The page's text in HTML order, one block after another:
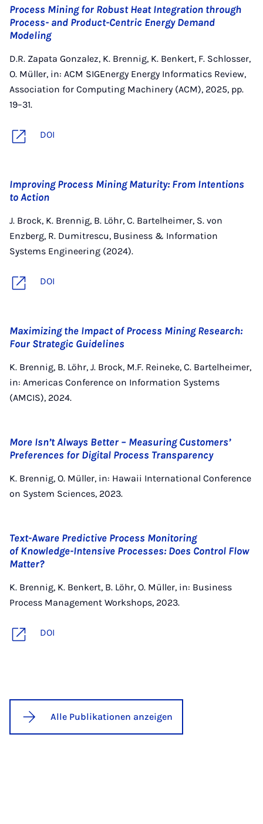
Process Mining for Robust Heat Integration through
Process- and Product-Centric Energy Demand
Modeling
D.R. Zapata Gonzalez, K. Brennig, K. Benkert, F. Schlosser,
O. Müller, in: ACM SIGEnergy Energy Informatics Review,
Association for Computing Machinery (ACM), 2025, pp.
19–31.
DOI
Improving Process Mining Maturity: From Intentions
to Action
J. Brock, K. Brennig, B. Löhr, C. Bartelheimer, S. von
Enzberg, R. Dumitrescu, Business & Information
Systems Engineering (2024).
DOI
Maximizing the Impact of Process Mining Research:
Four Strategic Guidelines
K. Brennig, B. Löhr, J. Brock, M.F. Reineke, C. Bartelheimer,
in: Americas Conference on Information Systems
(AMCIS), 2024.
More Isn’t Always Better – Measuring Customers’
Preferences for Digital Process Transparency
K. Brennig, O. Müller, in: Hawaii International Conference
on System Sciences, 2023.
Text-Aware Predictive Process Monitoring
of Knowledge-Intensive Processes: Does Control Flow
Matter?
K. Brennig, K. Benkert, B. Löhr, O. Müller, in: Business
Process Management Workshops, 2023.
DOI
Alle Publikationen anzeigen